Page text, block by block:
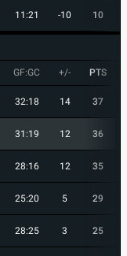
11:21 -10 10
GF:GC +/- PTS
32:18 14 37
31:19 12 36
28:16 12 35
25:20 5 29
28:25 3 25